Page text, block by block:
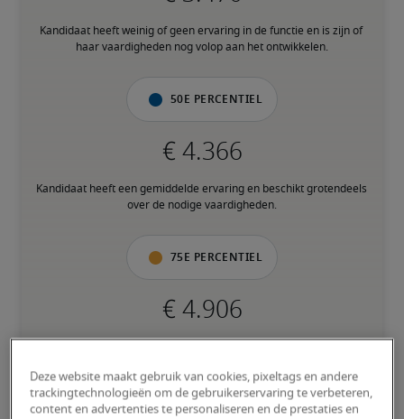
Kandidaat heeft weinig of geen ervaring in de functie en is zijn of
haar vaardigheden nog volop aan het ontwikkelen.
50e percentiel
Kandidaat heeft een gemiddelde ervaring en beschikt grotendeels
over de nodige vaardigheden.
75e percentiel
kwalificaties hebben.
Deze website maakt gebruik van cookies, pixeltags en andere
trackingtechnologieën om de gebruikerservaring te verbeteren,
content en advertenties te personaliseren en de prestaties en